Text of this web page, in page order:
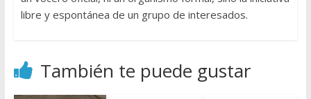
libre y espontánea de un grupo de interesados.
También te puede gustar